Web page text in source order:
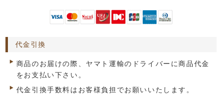
代金引換
商品のお届けの際、ヤマト運輸のドライバーに商品代金
をお支払い下さい。
代金引換手数料はお客様負担でお願いいたします。